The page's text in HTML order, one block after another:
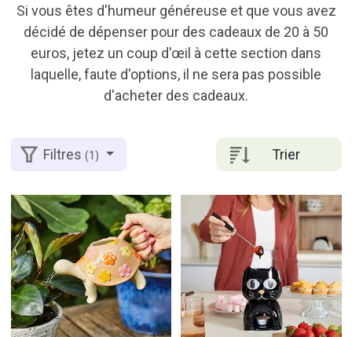
Si vous êtes d'humeur généreuse et que vous avez
décidé de dépenser pour des cadeaux de 20 à 50
euros, jetez un coup d'œil à cette section dans
laquelle, faute d'options, il ne sera pas possible
d'acheter des cadeaux.
Trier
Filtres(1)